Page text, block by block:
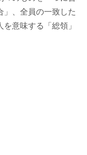
」、全員の一致した
意味する「総領」